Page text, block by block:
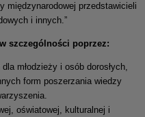
międzynarodowej przedstawicieli
i innych.”
szczególności poprzez:
młodzieży i osób dorosłych,
form poszerzania wiedzy
oświatowej, kulturalnej i